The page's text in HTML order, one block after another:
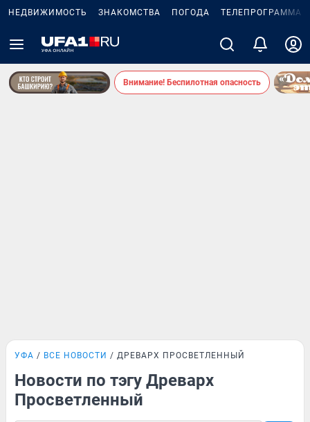
НЕДВИЖИМОСТЬ ЗНАКОМСТВА ПОГОДА ТЕЛЕПРОГРАММА
Внимание! Беспилотная опасность
УФА ВСЕ НОВОСТИ ДРЕВАРХ ПРОСВЕТЛЕННЫЙ
Новости по тэгу Древарх
Просветленный